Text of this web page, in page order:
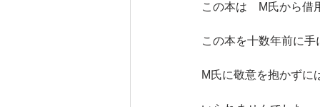
この本は　M氏から借
この本を十数年前に手
M氏に敬意を抱かずに